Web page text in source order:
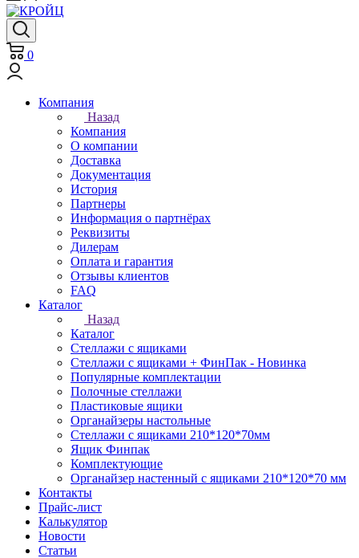
0
Компания
Назад
Компания
О компании
Доставка
Документация
История
Партнеры
Информация о партнёрах
Реквизиты
Дилерам
Оплата и гарантия
Отзывы клиентов
FAQ
Каталог
Назад
Каталог
Стеллажи с ящиками
Стеллажи с ящиками + ФинПак - Новинка
Популярные комплектации
Полочные стеллажи
Пластиковые ящики
Органайзеры настольные
Стеллажи с ящиками 210*120*70мм
Ящик Финпак
Комплектующие
Органайзер настенный с ящиками 210*120*70 мм
Контакты
Прайс-лист
Калькулятор
Новости
Статьи